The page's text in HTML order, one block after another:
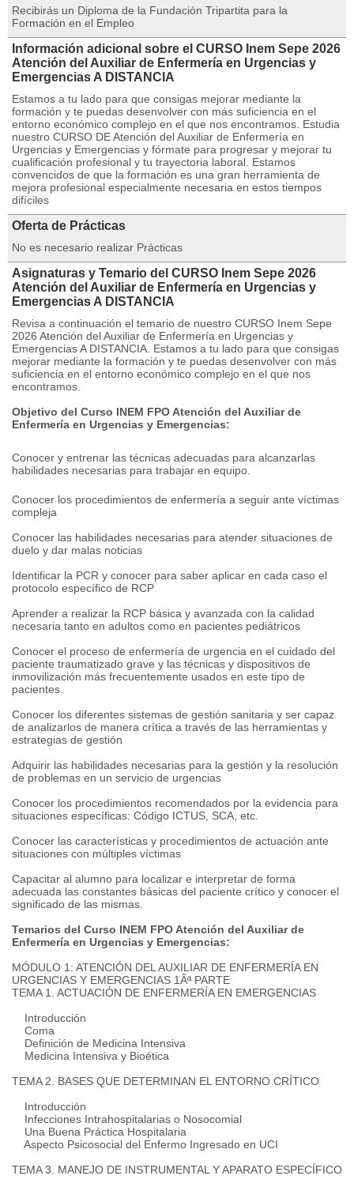
Recibirás un Diploma de la Fundación Tripartita para la
Formación en el Empleo
Información adicional sobre el CURSO Inem Sepe 2026
Atención del Auxiliar de Enfermería en Urgencias y
Emergencias A DISTANCIA
Estamos a tu lado para que consigas mejorar mediante la
formación y te puedas desenvolver con más suficiencia en el
entorno económico complejo en el que nos encontramos. Estudia
nuestro CURSO DE Atención del Auxiliar de Enfermería en
Urgencias y Emergencias y fórmate para progresar y mejorar tu
cualificación profesional y tu trayectoria laboral. Estamos
convencidos de que la formación es una gran herramienta de
mejora profesional especialmente necesaria en estos tiempos
difíciles
Oferta de Prácticas
No es necesario realizar Prácticas
Asignaturas y Temario del CURSO Inem Sepe 2026
Atención del Auxiliar de Enfermería en Urgencias y
Emergencias A DISTANCIA
Revisa a continuación el temario de nuestro CURSO Inem Sepe
2026 Atención del Auxiliar de Enfermería en Urgencias y
Emergencias A DISTANCIA. Estamos a tu lado para que consigas
mejorar mediante la formación y te puedas desenvolver con más
suficiencia en el entorno económico complejo en el que nos
encontramos.
Objetivo del Curso INEM FPO Atención del Auxiliar de
Enfermería en Urgencias y Emergencias:
Conocer y entrenar las técnicas adecuadas para alcanzarlas
habilidades necesarias para trabajar en equipo.
Conocer los procedimientos de enfermería a seguir ante víctimas
compleja
Conocer las habilidades necesarias para atender situaciones de
duelo y dar malas noticias
Identificar la PCR y conocer para saber aplicar en cada caso el
protocolo específico de RCP
Aprender a realizar la RCP básica y avanzada con la calidad
necesaria tanto en adultos como en pacientes pediátricos
Conocer el proceso de enfermería de urgencia en el cuidado del
paciente traumatizado grave y las técnicas y dispositivos de
inmovilización más frecuentemente usados en este tipo de
pacientes.
Conocer los diferentes sistemas de gestión sanitaria y ser capaz
de analizarlos de manera crítica a través de las herramientas y
estrategias de gestión
Adquirir las habilidades necesarias para la gestión y la resolución
de problemas en un servicio de urgencias
Conocer los procedimientos recomendados por la evidencia para
situaciones específicas: Código ICTUS, SCA, etc.
Conocer las características y procedimientos de actuación ante
situaciones con múltiples víctimas
Capacitar al alumno para localizar e interpretar de forma
adecuada las constantes básicas del paciente crítico y conocer el
significado de las mismas.
Temarios del Curso INEM FPO Atención del Auxiliar de
Enfermería en Urgencias y Emergencias:
MÓDULO 1: ATENCIÓN DEL AUXILIAR DE ENFERMERÍA EN
URGENCIAS Y EMERGENCIAS 1Âª PARTE
TEMA 1. ACTUACIÓN DE ENFERMERÍA EN EMERGENCIAS
Introducción
Coma
Definición de Medicina Intensiva
Medicina Intensiva y Bioética
TEMA 2. BASES QUE DETERMINAN EL ENTORNO CRÍTICO
Introducción
Infecciones Intrahospitalarias o Nosocomial
Una Buena Práctica Hospitalaria
Aspecto Psicosocial del Enfermo Ingresado en UCI
TEMA 3. MANEJO DE INSTRUMENTAL Y APARATO ESPECÍFICO